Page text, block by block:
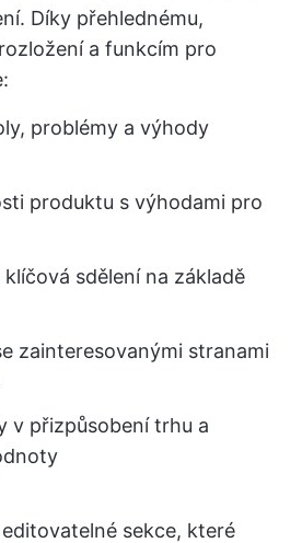
Díky přehlednému,
a funkcím pro
problémy a výhody
produktu s výhodami pro
sdělení na základě
zainteresovanými stranami
v přizpůsobení trhu a
sekce, které